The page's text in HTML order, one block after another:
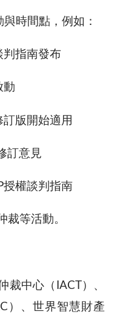
時間點，例如：
判指南發布
動
版開始適用
訂意見
授權談判指南
裁等活動。
裁中心（IACT）、
）、世界智慧財產